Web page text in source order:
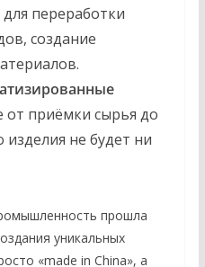
переработки
создание
от приёмки сырья до
изделия не будет ни
прошла
уникальных
«made in China», а